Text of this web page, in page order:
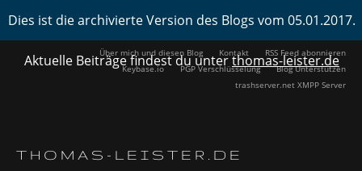
Dies ist die archivierte Version des Blogs vom 05.01.2017.
Aktuelle Beiträge findest du unterthomas-leister.de
RSS Feed abonnieren
Kontakt
Über mich und diesen Blog
Blog Unterstützen
PGP Verschlüsselung
Keybase.io
trashserver.net XMPP Server
THOMAS-LEISTER.DE